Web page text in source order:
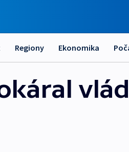
Regiony Ekonomika